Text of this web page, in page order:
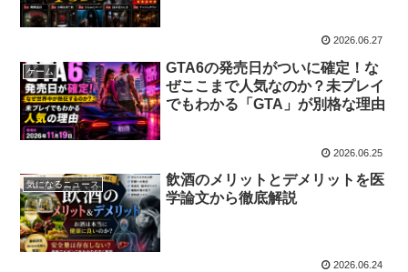
2026.06.27
ゲーム
GTA6の発売日がついに確定！な
ぜここまで人気なのか？未プレイ
でもわかる「GTA」が別格な理由
2026.06.25
気になるニュース
飲酒のメリットとデメリットを医
学論文から徹底解説
2026.06.24